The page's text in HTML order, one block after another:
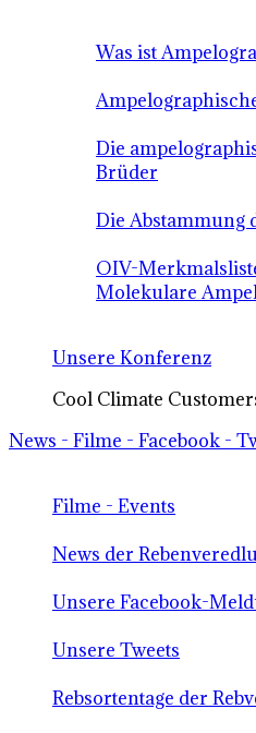
Was ist
Die
Brüder
Die Abstammung
OIV-
Molekulare
Unsere Konferenz
Cool Climate
News - Filme - Facebook -
Filme - Events
News der
Unsere Facebook-
Unsere Tweets
Rebsortentage der